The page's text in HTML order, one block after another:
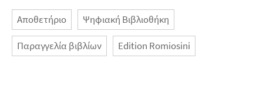
Αποθετήριο Ψηφιακή Βιβλιοθήκη
Παραγγελία βιβλίων Edition Romiosini